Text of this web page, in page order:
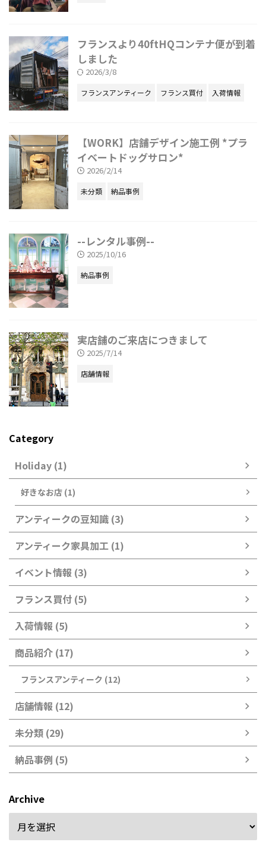
フランスより40ftHQコンテナ便が到着
しました
2026/3/8
フランスアンティーク フランス買付 入荷情報
【WORK】店舗デザイン施工例 *プラ
イベートドッグサロン*
2026/2/14
未分類 納品事例
--レンタル事例--
2025/10/16
納品事例
実店舗のご来店につきまして
2025/7/14
店舗情報
Category
Holiday (1)
好きなお店 (1)
アンティークの豆知識 (3)
アンティーク家具加工 (1)
イベント情報 (3)
フランス買付 (5)
入荷情報 (5)
商品紹介 (17)
フランスアンティーク (12)
店舗情報 (12)
未分類 (29)
納品事例 (5)
Archive